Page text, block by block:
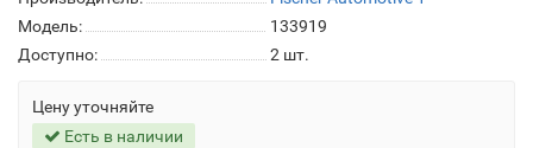
Модель:
133919
Доступно:
2 шт.
Цену уточняйте
Есть в наличии